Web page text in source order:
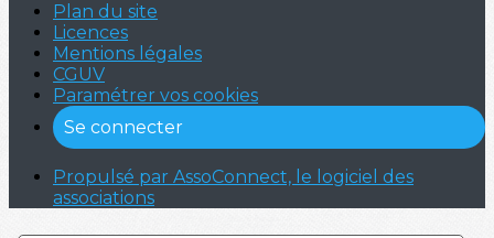
Plan du site
Licences
Mentions légales
CGUV
Paramétrer vos cookies
Se connecter
Propulsé par AssoConnect, le logiciel des
associations